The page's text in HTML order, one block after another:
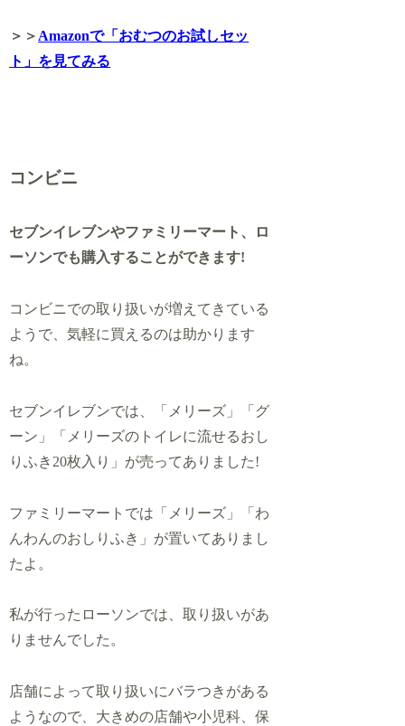
＞＞ Amazonで「おむつのお試しセッ
ト」を見てみる
コンビニ
セブンイレブンやファミリーマート、ロ
ーソンでも購入することができます!
コンビニでの取り扱いが増えてきている
ようで、気軽に買えるのは助かります
ね。
セブンイレブンでは、「メリーズ」「グ
ーン」「メリーズのトイレに流せるおし
りふき20枚入り」が売ってありました!
ファミリーマートでは「メリーズ」「わ
んわんのおしりふき」が置いてありまし
たよ。
私が行ったローソンでは、取り扱いがあ
りませんでした。
店舗によって取り扱いにバラつきがある
ようなので、大きめの店舗や小児科、保